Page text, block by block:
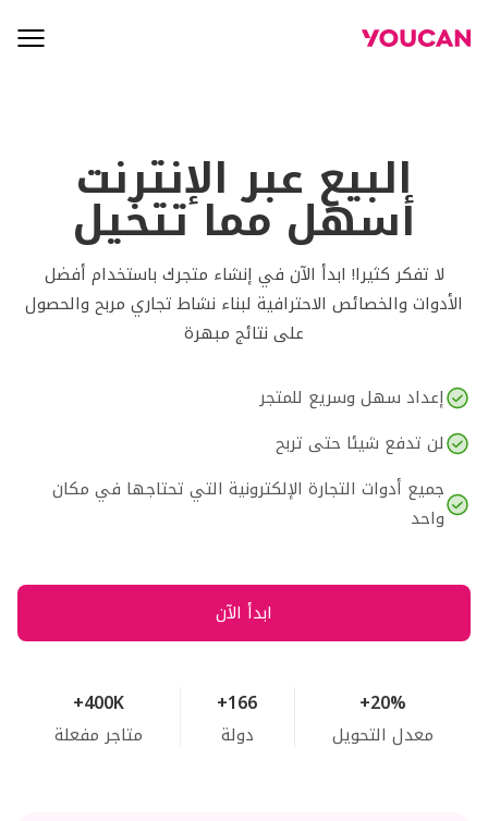
البيع عبر الإنترنت
أسهل مما تتخيل
لا تفكر كثيرا! ابدأ الآن في إنشاء متجرك باستخدام أفضل
الأدوات والخصائص الاحترافية لبناء نشاط تجاري مربح والحصول
على نتائج مبهرة
إعداد سهل وسريع للمتجر
لن تدفع شيئا حتى تربح
جميع أدوات التجارة الإلكترونية التي تحتاجها في مكان
واحد
ابدأ الآن
+400K
متاجر مفعلة
+166
دولة
+20%
معدل التحويل